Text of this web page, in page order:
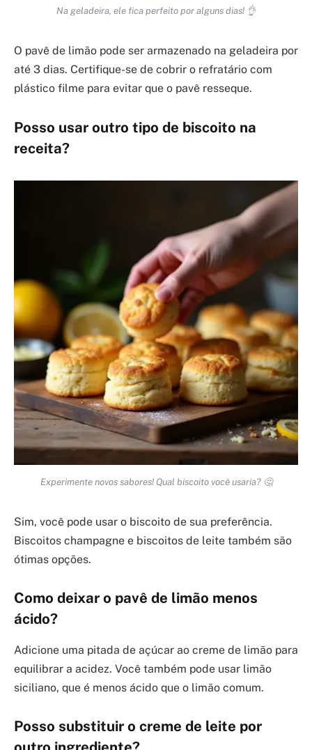
Na geladeira, ele fica perfeito por alguns dias! 👌
O pavê de limão pode ser armazenado na geladeira por
até 3 dias. Certifique-se de cobrir o refratário com
plástico filme para evitar que o pavê resseque.
Posso usar outro tipo de biscoito na
receita?
Experimente novos sabores! Qual biscoito você usaria? 🤔
Sim, você pode usar o biscoito de sua preferência.
Biscoitos champagne e biscoitos de leite também são
ótimas opções.
Como deixar o pavê de limão menos
ácido?
Adicione uma pitada de açúcar ao creme de limão para
equilibrar a acidez. Você também pode usar limão
siciliano, que é menos ácido que o limão comum.
Posso substituir o creme de leite por